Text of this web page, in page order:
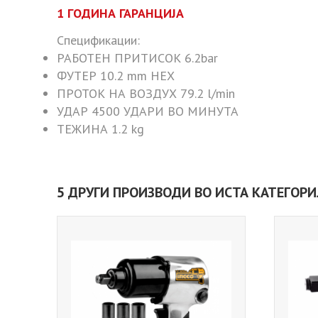
1 ГОДИНА ГАРАНЦИЈА
Спецификации:
РАБОТЕН ПРИТИСОК 6.2bar
ФУТЕР 10.2 mm HEX
ПРОТОК НА ВОЗДУХ 79.2 l/min
УДАР 4500 УДАРИ ВО МИНУТА
ТЕЖИНА 1.2 kg
5 ДРУГИ ПРОИЗВОДИ ВО ИСТА